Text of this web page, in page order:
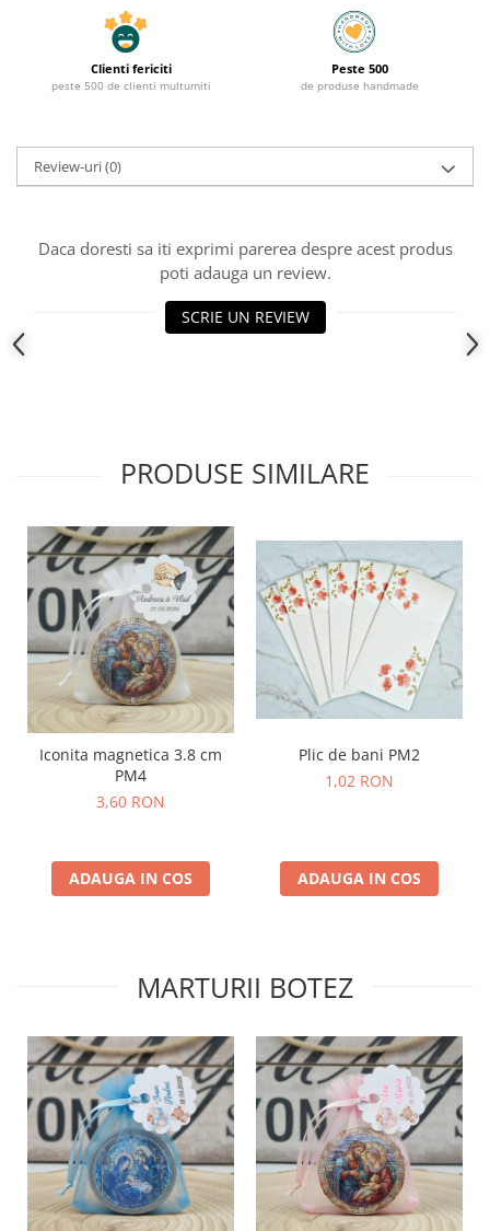
Clienti fericiti
peste 500 de clienti multumiti
Peste 500
de produse handmade
Review-uri(0)
Daca doresti sa iti exprimi parerea despre acest produs
poti adauga un review.
SCRIE UN REVIEW
PRODUSE SIMILARE
Iconita magnetica 3.8 cm
PM4
3,60 RON
ADAUGA IN COS
Plic de bani PM2
1,02 RON
ADAUGA IN COS
MARTURII BOTEZ